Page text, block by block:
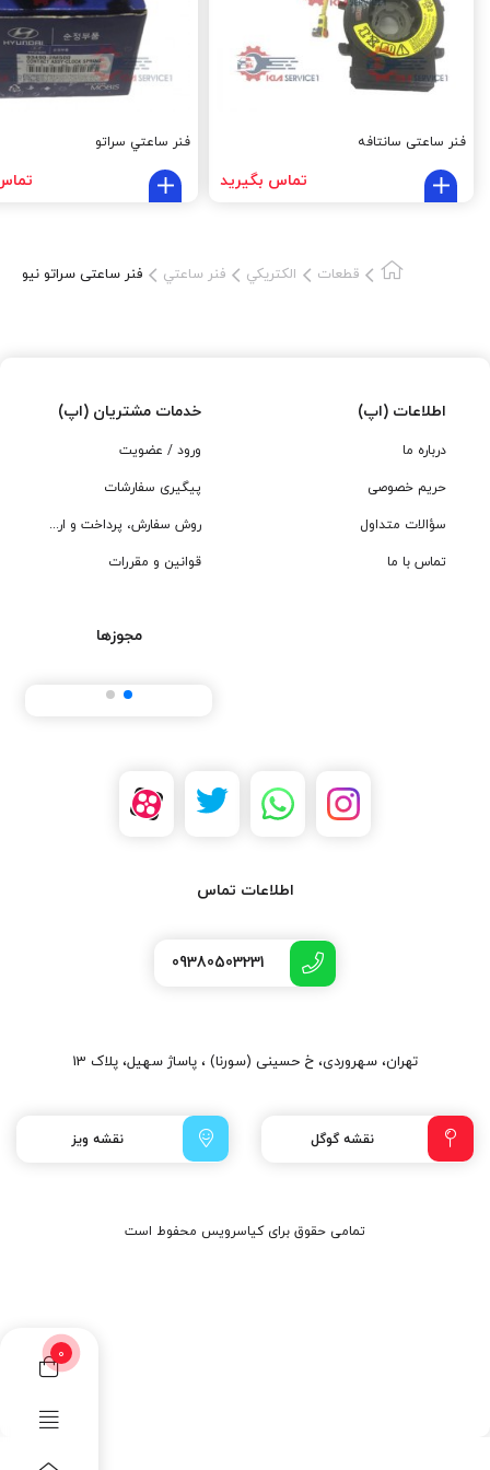
تحمیلی به شما جلوگیری شود.
فنر ساعتی سانتافه
تماس بگیرید
فنر ساعتي سراتو
قطعات الکتريکي فنر ساعتي فنر ساعتی سراتو نیو
0
اطلاعات (اپ)
درباره ما
حریم خصوصی
سؤالات متداول
تماس با ما
خدمات مشتریان (اپ)
ورود / عضویت
پیگیری سفارشات
روش سفارش، پرداخت و ارسال
قوانین و مقررات
مجوزها
اطلاعات تماس
09380503231
تهران، سهروردی، خ حسینی (سورنا) ، پاساژ سهیل، پلاک 13
نقشه گوگل نقشه ویز
تمامی حقوق برای کیاسرویس محفوط است